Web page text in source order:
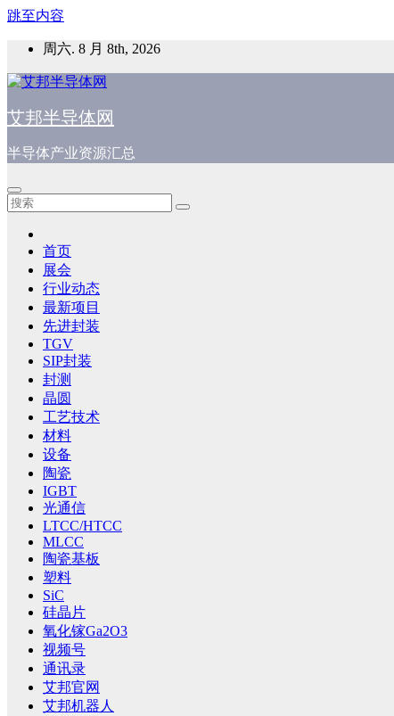
跳至内容
周六. 8 月 8th, 2026
艾邦半导体网
半导体产业资源汇总
首页
展会
行业动态
最新项目
先进封装
TGV
SIP封装
封测
晶圆
工艺技术
材料
设备
陶瓷
IGBT
光通信
LTCC/HTCC
MLCC
陶瓷基板
塑料
SiC
硅晶片
氧化镓Ga2O3
视频号
通讯录
艾邦官网
艾邦机器人